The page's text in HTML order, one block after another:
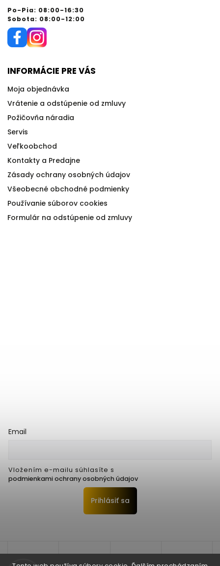
Po-Pia: 08:00-16:30
Sobota: 08:00-12:00
INFORMÁCIE PRE VÁS
Moja objednávka
Vrátenie a odstúpenie od zmluvy
Požičovňa náradia
Servis
Veľkoobchod
Kontakty a Predajne
Zásady ochrany osobných údajov
Všeobecné obchodné podmienky
Používanie súborov cookies
Formulár na odstúpenie od zmluvy
Email
Vložením e-mailu súhlasíte s
podmienkami ochrany osobných údajov
Prihlásiť sa